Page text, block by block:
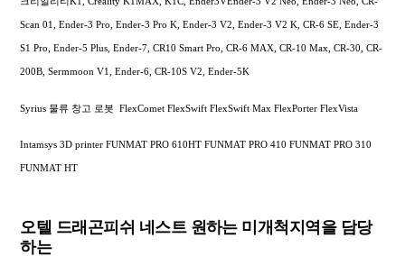
Scan 01, Ender-3 Pro, Ender-3 Pro K, Ender-3 V2, Ender-3 V2 K, CR-6 SE, Ender-3
S1 Pro, Ender-5 Plus, Ender-7, CR10 Smart Pro, CR-6 MAX, CR-10 Max, CR-30, CR-
200B, Sermmoon V1, Ender-6, CR-10S V2, Ender-5K
Syrius 물류 창고 로봇 FlexComet FlexSwift FlexSwift Max FlexPorter FlexVista
Intamsys 3D printer FUNMAT PRO 610HT FUNMAT PRO 410 FUNMAT PRO 310
FUNMAT HT
오텔 드래곤피쉬 네스트 원하는 미개척지역을 담당
하는